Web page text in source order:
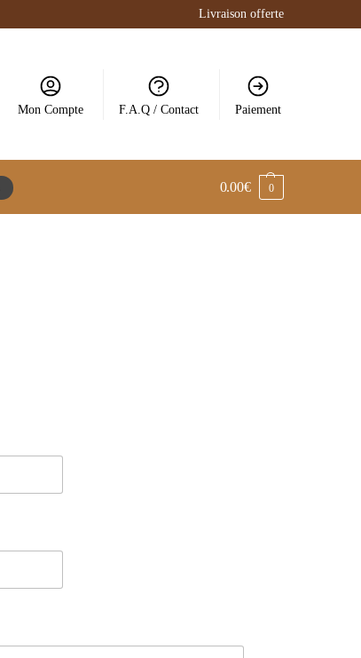
Livraison offerte
Mon Compte F.A.Q / Contact Paiement
0.00€ 0